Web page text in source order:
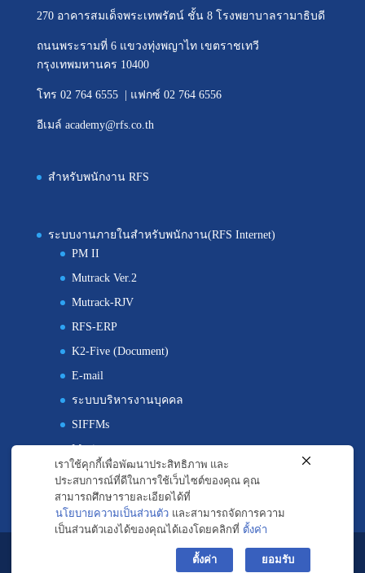
270 อาคารสมเด็จพระเทพรัตน์ ชั้น 8 โรงพยาบาลรามาธิบดี
ถนนพระรามที่ 6 แขวงทุ่งพญาไท เขตราชเทวี
กรุงเทพมหานคร 10400
โทร 02 764 6555 | แฟกซ์ 02 764 6556
อีเมล์ academy@rfs.co.th
สำหรับพนักงาน RFS
ระบบงานภายในสำหรับพนักงาน(RFS Internet)
PM II
Mutrack Ver.2
Mutrack-RJV
RFS-ERP
K2-Five (Document)
E-mail
ระบบบริหารงานบุคคล
SIFFMs
Maximo
©2018-2019 All Rights Reserved. Ramathibodi Facilities
เราใช้คุกกี้เพื่อพัฒนาประสิทธิภาพ และ
ประสบการณ์ที่ดีในการใช้เว็บไซต์ของคุณ คุณ
สามารถศึกษารายละเอียดได้ที่
นโยบายความเป็นส่วนตัว และสามารถจัดการความ
เป็นส่วนตัวเองได้ของคุณได้เองโดยคลิกที่ ตั้งค่า
ตั้งค่า ยอมรับ